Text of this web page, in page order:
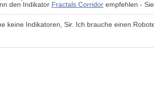
den Indikator Fractals Corridor empfehlen -
keine Indikatoren, Sir. Ich brauche einen